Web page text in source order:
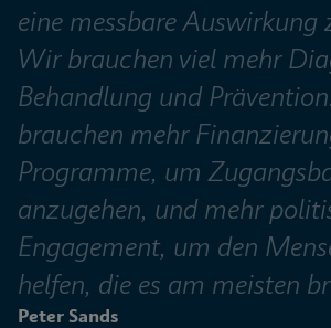
eine messbare Auswirkung
Wir brauchen viel mehr
Behandlung und
brauchen mehr
Programme, um
anzugehen, und mehr
Engagement, um den
helfen, die es am meisten
Peter Sands